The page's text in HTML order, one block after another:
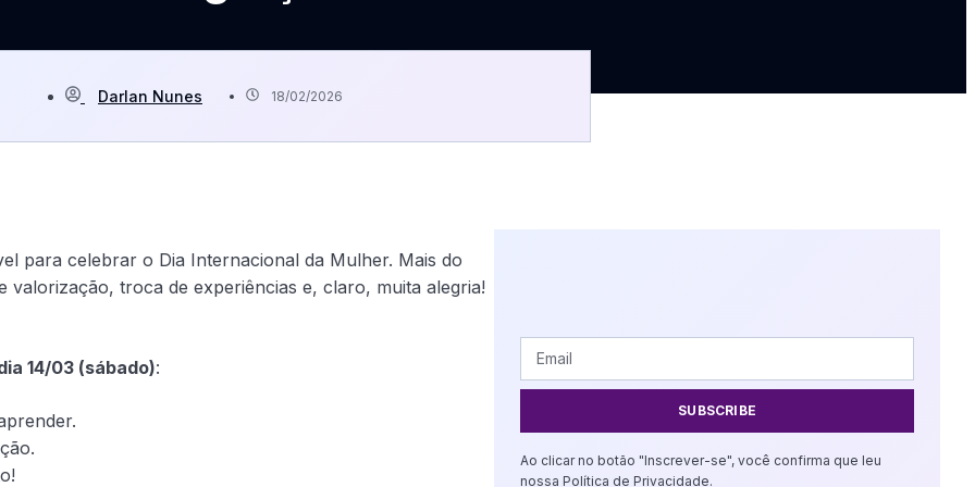
Darlan Nunes 18/02/2026
para celebrar o Dia Internacional da Mulher. Mais do
troca de experiências e, claro, muita alegria!
14/03 (sábado):
SUBSCRIBE
Ao clicar no botão "Inscrever-se", você confirma que leu
nossa Política de Privacidade.